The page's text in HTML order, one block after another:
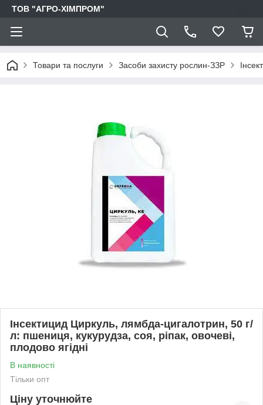
ТОВ "АГРО-ХІМПРОМ"
Товари та послуги Засоби захисту рослин-ЗЗР
Інсектицид Циркуль, лямбда-цигалотрин, 50 г/
л: пшениця, кукурудза, соя, ріпак, овочеві,
плодово ягідні
В наявності
Тільки опт
Ціну уточнюйте